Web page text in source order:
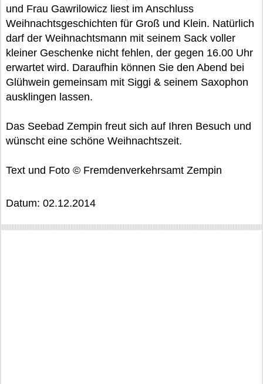
und Frau Gawrilowicz liest im Anschluss
Weihnachtsgeschichten für Groß und Klein. Natürlich
darf der Weihnachtsmann mit seinem Sack voller
kleiner Geschenke nicht fehlen, der gegen 16.00 Uhr
erwartet wird. Daraufhin können Sie den Abend bei
Glühwein gemeinsam mit Siggi & seinem Saxophon
ausklingen lassen.
Das Seebad Zempin freut sich auf Ihren Besuch und
wünscht eine schöne Weihnachtszeit.
Text und Foto © Fremdenverkehrsamt Zempin
Datum: 02.12.2014